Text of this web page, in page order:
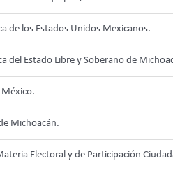
de los Estados Unidos Mexicanos.
del Estado Libre y Soberano de
México.
Michoacán.
Electoral y de Participación